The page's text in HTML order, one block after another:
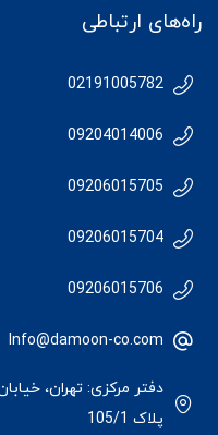
راه‌های ارتباطی
02191005782
09204014006
09206015705
09206015704
09206015706
Info@damoon-co.com
دفتر مرکزی: تهران،
پلاک 105/1